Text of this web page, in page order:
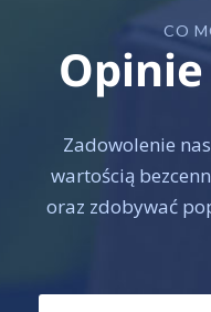
CO
Zadowolenie
wartością
oraz zdobywać